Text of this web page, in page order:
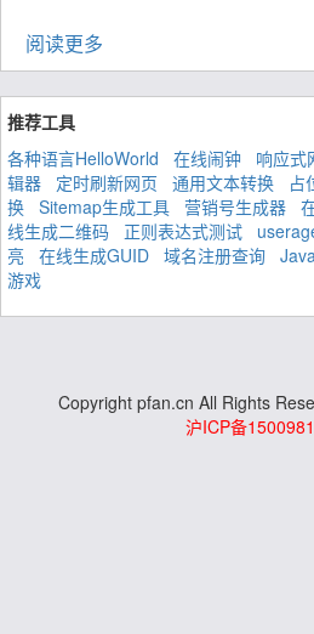
阅读更多
推荐工具
各种语言HelloWorld
在线闹钟 响应式
辑器
定时刷新网页 通用文本转换 占
换 Sitemap生成工具 营销号生成器
线生成二维码
正则表达式测试
亮
在线生成GUID 域名注册查询
游戏
Copyright pfan.cn All Rights
沪ICP备